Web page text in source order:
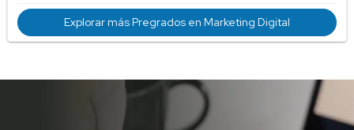
Explorar más Pregrados en Marketing Digital